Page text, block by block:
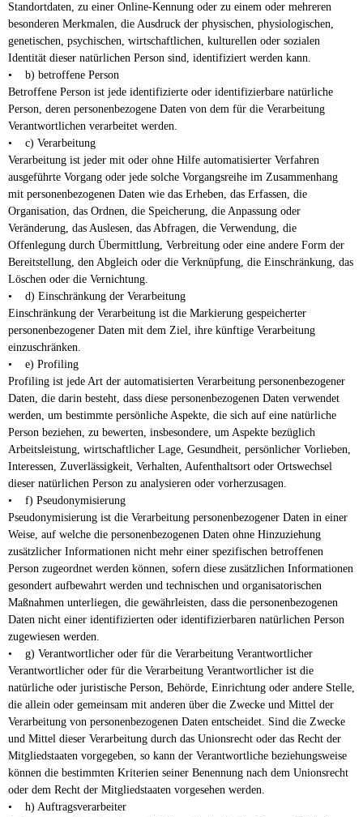
Standortdaten, zu einer Online-Kennung oder zu einem oder mehreren
besonderen Merkmalen, die Ausdruck der physischen, physiologischen,
genetischen, psychischen, wirtschaftlichen, kulturellen oder sozialen
Identität dieser natürlichen Person sind, identifiziert werden kann.
• b) betroffene Person
Betroffene Person ist jede identifizierte oder identifizierbare natürliche
Person, deren personenbezogene Daten von dem für die Verarbeitung
Verantwortlichen verarbeitet werden.
• c) Verarbeitung
Verarbeitung ist jeder mit oder ohne Hilfe automatisierter Verfahren
ausgeführte Vorgang oder jede solche Vorgangsreihe im Zusammenhang
mit personenbezogenen Daten wie das Erheben, das Erfassen, die
Organisation, das Ordnen, die Speicherung, die Anpassung oder
Veränderung, das Auslesen, das Abfragen, die Verwendung, die
Offenlegung durch Übermittlung, Verbreitung oder eine andere Form der
Bereitstellung, den Abgleich oder die Verknüpfung, die Einschränkung, das
Löschen oder die Vernichtung.
• d) Einschränkung der Verarbeitung
Einschränkung der Verarbeitung ist die Markierung gespeicherter
personenbezogener Daten mit dem Ziel, ihre künftige Verarbeitung
einzuschränken.
• e) Profiling
Profiling ist jede Art der automatisierten Verarbeitung personenbezogener
Daten, die darin besteht, dass diese personenbezogenen Daten verwendet
werden, um bestimmte persönliche Aspekte, die sich auf eine natürliche
Person beziehen, zu bewerten, insbesondere, um Aspekte bezüglich
Arbeitsleistung, wirtschaftlicher Lage, Gesundheit, persönlicher Vorlieben,
Interessen, Zuverlässigkeit, Verhalten, Aufenthaltsort oder Ortswechsel
dieser natürlichen Person zu analysieren oder vorherzusagen.
• f) Pseudonymisierung
Pseudonymisierung ist die Verarbeitung personenbezogener Daten in einer
Weise, auf welche die personenbezogenen Daten ohne Hinzuziehung
zusätzlicher Informationen nicht mehr einer spezifischen betroffenen
Person zugeordnet werden können, sofern diese zusätzlichen Informationen
gesondert aufbewahrt werden und technischen und organisatorischen
Maßnahmen unterliegen, die gewährleisten, dass die personenbezogenen
Daten nicht einer identifizierten oder identifizierbaren natürlichen Person
zugewiesen werden.
• g) Verantwortlicher oder für die Verarbeitung Verantwortlicher
Verantwortlicher oder für die Verarbeitung Verantwortlicher ist die
natürliche oder juristische Person, Behörde, Einrichtung oder andere Stelle,
die allein oder gemeinsam mit anderen über die Zwecke und Mittel der
Verarbeitung von personenbezogenen Daten entscheidet. Sind die Zwecke
und Mittel dieser Verarbeitung durch das Unionsrecht oder das Recht der
Mitgliedstaaten vorgegeben, so kann der Verantwortliche beziehungsweise
können die bestimmten Kriterien seiner Benennung nach dem Unionsrecht
oder dem Recht der Mitgliedstaaten vorgesehen werden.
• h) Auftragsverarbeiter